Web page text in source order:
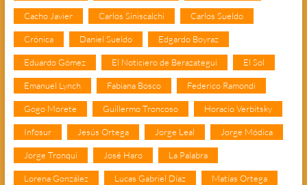
Cacho Javier Carlos Siniscalchi Carlos Sueldo
Crónica Daniel Sueldo Edgardo Boyraz
Eduardo Gómez El Noticiero de Berazategui El Sol
Emanuel Lynch Fabiana Bosco Federico Ramondi
Gogo Morete Guillermo Troncoso Horacio Verbitsky
Infosur Jesús Ortega Jorge Leal Jorge Módica
Jorge Tronqui José Haro La Palabra
Lorena González Lucas Gabriel Díaz Matías Ortega